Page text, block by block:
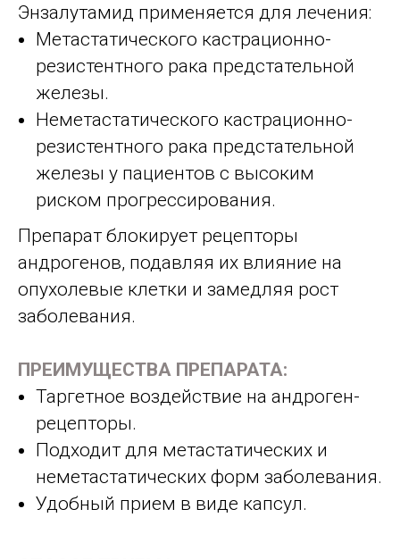
Энзалутамид применяется для лечения:
Метастатического кастрационно-
резистентного рака предстательной
железы.
Неметастатического кастрационно-
резистентного рака предстательной
железы у пациентов с высоким
риском прогрессирования.
Препарат блокирует рецепторы
андрогенов, подавляя их влияние на
опухолевые клетки и замедляя рост
заболевания.
ПРЕИМУЩЕСТВА ПРЕПАРАТА:
Таргетное воздействие на андроген-
рецепторы.
Подходит для метастатических и
неметастатических форм заболевания.
Удобный прием в виде капсул.